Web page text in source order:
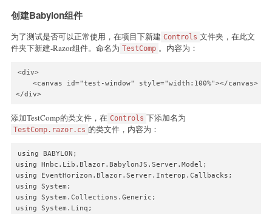
创建Babylon组件
为了测试是否可以正常使用，在项目下新建 Controls 文件夹，在此文
件夹下新建-Razor组件。命名为 TestComp 。内容为：
<div>
    <canvas id="test-window" style="width:100%"></canvas>
</div>
添加TestComp的类文件，在 Controls 下添加名为
TestComp.razor.cs 的类文件，内容为：
using BABYLON;
using Hnbc.Lib.Blazor.BabylonJS.Server.Model;
using EventHorizon.Blazor.Server.Interop.Callbacks;
using System;
using System.Collections.Generic;
using System.Linq;